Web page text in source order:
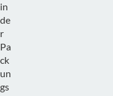
in
de
r
Pa
ck
un
gs